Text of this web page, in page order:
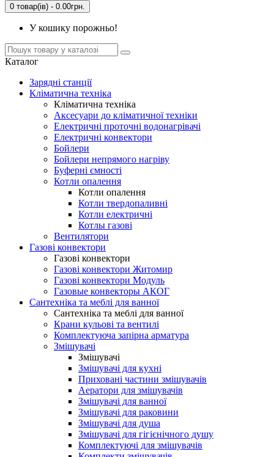
0 товар(ів) - 0.00грн.
У кошику порожньо!
Каталог
Зарядні станції
Кліматична техніка
Кліматична техніка
Аксесуари до кліматичної техніки
Електричні проточні водонагрівачі
Електричні конвектори
Бойлери
Бойлери непрямого нагріву
Буферні ємності
Котли опалення
Котли опалення
Котли твердопаливні
Котли електричні
Котлы газові
Вентилятори
Газові конвектори
Газові конвектори
Газові конвектори Житомир
Газові конвектори Модуль
Газовые конвекторы АКОГ
Сантехніка та меблі для ванної
Сантехніка та меблі для ванної
Крани кульові та вентилі
Комплектуюча запірна арматура
Змішувачі
Змішувачі
Змішувачі для кухні
Приховані частини змішувачів
Аератори для змішувачів
Змішувачі для ванної
Змішувачі для раковини
Змішувачі для душа
Змішувачі для гігієнічного душу
Комплектуючі для змішувачів